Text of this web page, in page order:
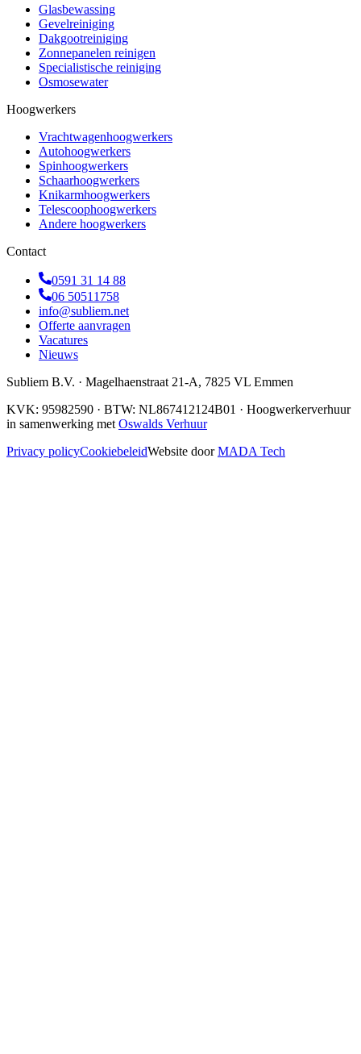
Glasbewassing
Gevelreiniging
Dakgootreiniging
Zonnepanelen reinigen
Specialistische reiniging
Osmosewater
Hoogwerkers
Vrachtwagenhoogwerkers
Autohoogwerkers
Spinhoogwerkers
Schaarhoogwerkers
Knikarmhoogwerkers
Telescoophoogwerkers
Andere hoogwerkers
Contact
0591 31 14 88
06 50511758
info@subliem.net
Offerte aanvragen
Vacatures
Nieuws
Subliem B.V. · Magelhaenstraat 21-A, 7825 VL Emmen
KVK: 95982590 · BTW: NL867412124B01 · Hoogwerkerverhuur
in samenwerking met Oswalds Verhuur
Privacy policyCookiebeleidWebsite door MADA Tech